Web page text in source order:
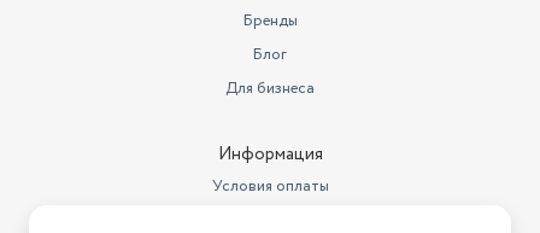
Бренды
Блог
Для бизнеса
Информация
Условия оплаты